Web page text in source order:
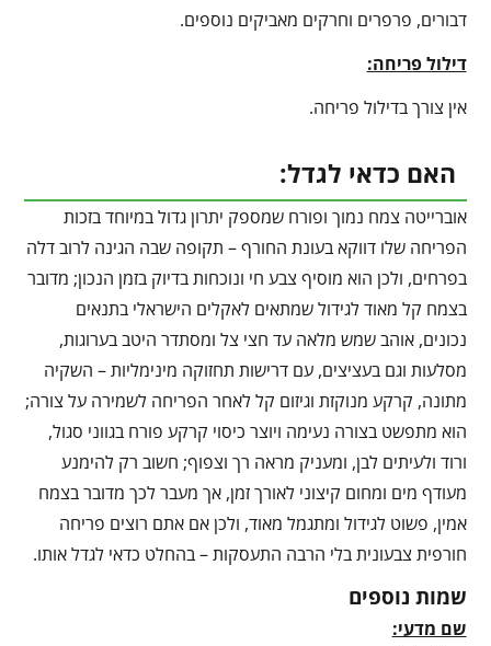
דבורים, פרפרים וחרקים מאביקים נוספים.
דילול פריחה:
אין צורך בדילול פריחה.
האם כדאי לגדל:
אוברייטה צמח נמוך ופורח שמספק יתרון גדול במיוחד בזכות
הפריחה שלו דווקא בעונת החורף – תקופה שבה הגינה לרוב דלה
בפרחים, ולכן הוא מוסיף צבע חי ונוכחות בדיוק בזמן הנכון; מדובר
בצמח קל מאוד לגידול שמתאים לאקלים הישראלי בתנאים
נכונים, אוהב שמש מלאה עד חצי צל ומסתדר היטב בערוגות,
מסלעות וגם בעציצים, עם דרישות תחזוקה מינימליות – השקיה
מתונה, קרקע מנוקזת וגיזום קל לאחר הפריחה לשמירה על צורה;
הוא מתפשט בצורה נעימה ויוצר כיסוי קרקע פורח בגווני סגול,
ורוד ולעיתים לבן, ומעניק מראה רך וצפוף; חשוב רק להימנע
מעודף מים ומחום קיצוני לאורך זמן, אך מעבר לכך מדובר בצמח
אמין, פשוט לגידול ומתגמל מאוד, ולכן אם אתם רוצים פריחה
חורפית צבעונית בלי הרבה התעסקות – בהחלט כדאי לגדל אותו.
שמות נוספים
שם מדעי: